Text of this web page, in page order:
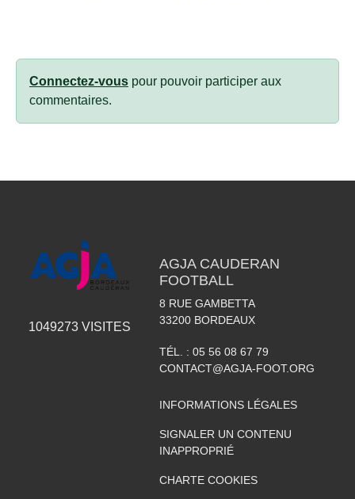
Connectez-vous pour pouvoir participer aux
commentaires.
1049273VISITES
AGJA CAUDERAN
FOOTBALL
8 RUE GAMBETTA
33200 BORDEAUX
TÉL. : 05 56 08 67 79
CONTACT@AGJA-FOOT.ORG
INFORMATIONS LÉGALES
SIGNALER UN CONTENU
INAPPROPRIÉ
CHARTE COOKIES